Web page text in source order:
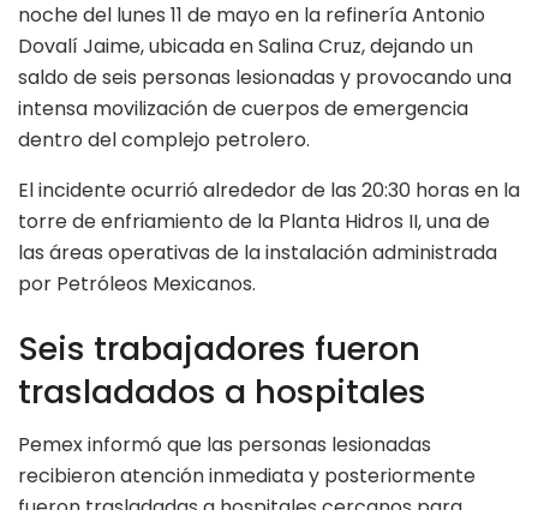
noche del lunes 11 de mayo en la refinería Antonio
Dovalí Jaime, ubicada en Salina Cruz, dejando un
saldo de seis personas lesionadas y provocando una
intensa movilización de cuerpos de emergencia
dentro del complejo petrolero.
El incidente ocurrió alrededor de las 20:30 horas en la
torre de enfriamiento de la Planta Hidros II, una de
las áreas operativas de la instalación administrada
por Petróleos Mexicanos.
Seis trabajadores fueron
trasladados a hospitales
Pemex informó que las personas lesionadas
recibieron atención inmediata y posteriormente